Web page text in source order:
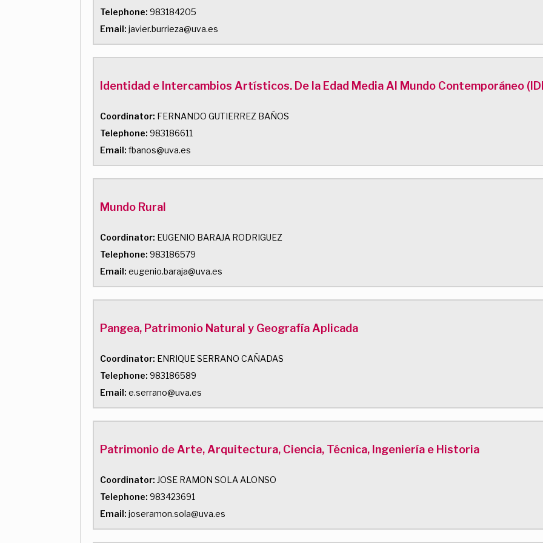
Telephone: 983184205
Email: javier.burrieza@uva.es
Identidad e Intercambios Artísticos. De la Edad Media Al Mundo Contemporáneo
Coordinator: FERNANDO GUTIERREZ BAÑOS
Telephone: 983186611
Email: fbanos@uva.es
Mundo Rural
Coordinator: EUGENIO BARAJA RODRIGUEZ
Telephone: 983186579
Email: eugenio.baraja@uva.es
Pangea, Patrimonio Natural y Geografía Aplicada
Coordinator: ENRIQUE SERRANO CAÑADAS
Telephone: 983186589
Email: e.serrano@uva.es
Patrimonio de Arte, Arquitectura, Ciencia, Técnica, Ingeniería e Historia
Coordinator: JOSE RAMON SOLA ALONSO
Telephone: 983423691
Email: joseramon.sola@uva.es